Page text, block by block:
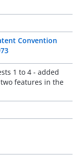
Convention
1 to 4 - added
features in the